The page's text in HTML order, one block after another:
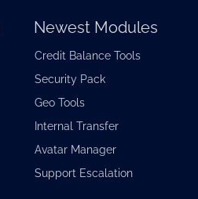
Newest Modules
Credit Balance Tools
Security Pack
Geo Tools
Internal Transfer
Avatar Manager
Support Escalation